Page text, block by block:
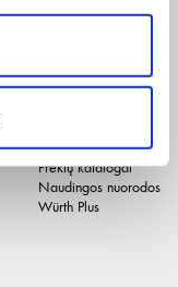
Prekių katalogai
Naudingos nuorodos
Würth Plus